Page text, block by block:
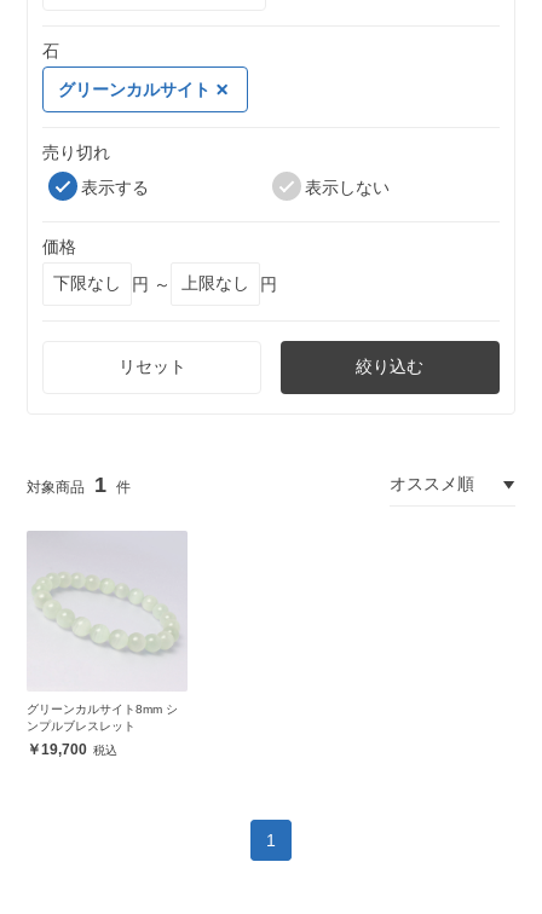
石
グリーンカルサイト
売り切れ
表示する
表示しない
価格
円 ～
円
リセット 絞り込む
1
グリーンカルサイト8mm シ
ンプルブレスレット
19,700
1